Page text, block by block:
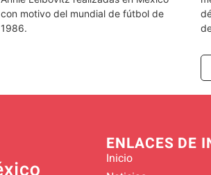
con motivo del mundial de fútbol de
1986.
ENLACES DE
Inicio